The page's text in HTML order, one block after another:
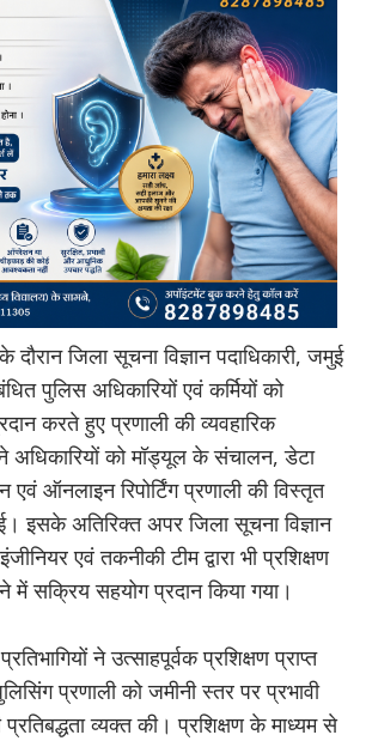
दौरान जिला सूचना विज्ञान पदाधिकारी, जमुई
पुलिस अधिकारियों एवं कर्मियों को
करते हुए प्रणाली की व्यवहारिक
अधिकारियों को मॉड्यूल के संचालन, डेटा
एवं ऑनलाइन रिपोर्टिंग प्रणाली की विस्तृत
इसके अतिरिक्त अपर जिला सूचना विज्ञान
एवं तकनीकी टीम द्वारा भी प्रशिक्षण
सक्रिय सहयोग प्रदान किया गया।
ने उत्साहपूर्वक प्रशिक्षण प्राप्त
प्रणाली को जमीनी स्तर पर प्रभावी
व्यक्त की। प्रशिक्षण के माध्यम से